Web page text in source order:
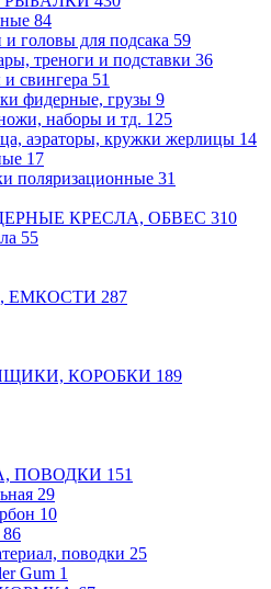
84
головы для подсака 59
треноги и подставки 36
свингера 51
фидерные, грузы 9
наборы и тд. 125
аэраторы, кружки жерлицы 14
17
поляризационные 31
КРЕСЛА, ОБВЕС 310
55
ЕМКОСТИ 287
КОРОБКИ 189
ПОВОДКИ 151
29
10
86
поводки 25
Gum 1